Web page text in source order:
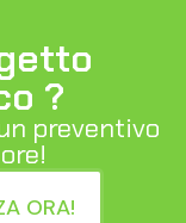
?
preventivo
ORA!